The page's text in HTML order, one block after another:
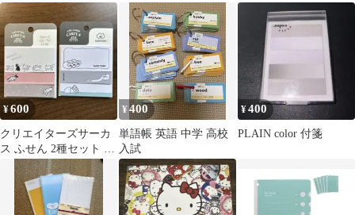
パッド 13枚（2種）訳
あり
¥600
クリエイターズサーカ
ス ふせん 2種セット 小
犬工作室 susstore
¥400
単語帳 英語 中学 高校
入試
¥400
PLAIN color 付箋